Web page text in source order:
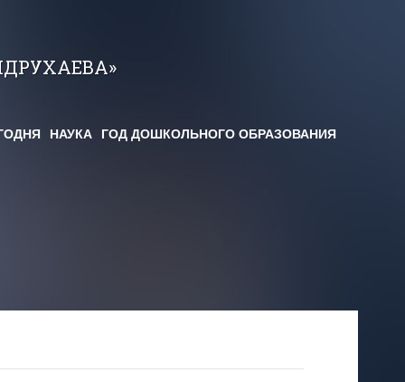
НАУКА ГОД ДОШКОЛЬНОГО ОБРАЗОВАНИЯ